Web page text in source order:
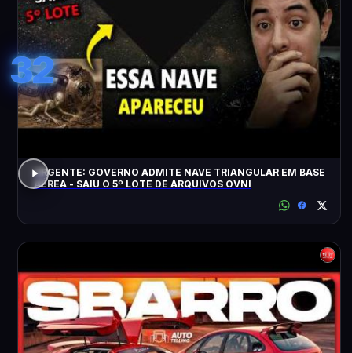
32
URGENTE: GOVERNO ADMITE NAVE TRIANGULAR EM BASE
AÉREA - SAIU O 5º LOTE DE ARQUIVOS OVNI